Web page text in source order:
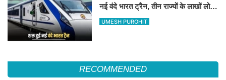
नई वंदे भारत ट्रैन, तीन राज्यों के लाखों लोगों
का सफर होगा आसान, देखें पूरा रूटमैप
UMESH PUROHIT
RECOMMENDED